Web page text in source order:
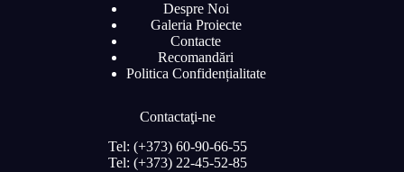
Despre Noi
Galeria Proiecte
Contacte
Recomandări
Politica Confidențialitate
Contactaţi-ne
Tel: (+373) 60-90-66-55
Tel: (+373) 22-45-52-85